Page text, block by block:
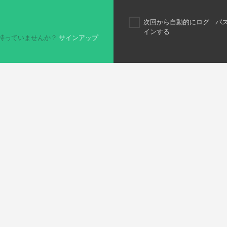
っていませんか？ サインアップ
次回から自動的にログ
インする
パ